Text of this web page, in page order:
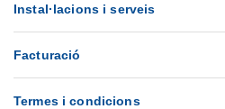
Instal·lacions i serveis
Facturació
Termes i condicions